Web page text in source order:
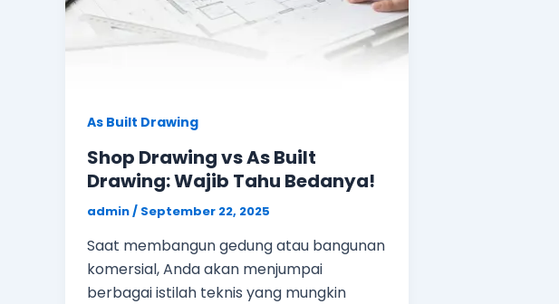
As Built Drawing
Shop Drawing vs As Built
Drawing: Wajib Tahu Bedanya!
admin/ September 22, 2025
Saat membangun gedung atau bangunan
komersial, Anda akan menjumpai
berbagai istilah teknis yang mungkin